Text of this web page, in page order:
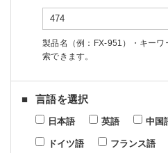
製品名（例：FX-951）・キー
索できます。
言語を選択
日本語 英語 中国
ドイツ語 フランス語